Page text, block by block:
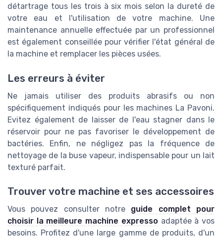
détartrage tous les trois à six mois selon la dureté de
votre eau et l'utilisation de votre machine. Une
maintenance annuelle effectuée par un professionnel
est également conseillée pour vérifier l'état général de
la machine et remplacer les pièces usées.
Les erreurs à éviter
Ne jamais utiliser des produits abrasifs ou non
spécifiquement indiqués pour les machines La Pavoni.
Evitez également de laisser de l'eau stagner dans le
réservoir pour ne pas favoriser le développement de
bactéries. Enfin, ne négligez pas la fréquence de
nettoyage de la buse vapeur, indispensable pour un lait
texturé parfait.
Trouver votre machine et ses accessoires
Vous pouvez consulter notre guide complet pour
choisir la meilleure machine expresso adaptée à vos
besoins. Profitez d'une large gamme de produits, d'un